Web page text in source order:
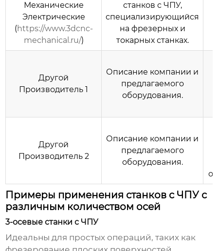
Механические
Электрические
(https://www.3dcnc-
mechanical.ru/)
станков с ЧПУ,
специализирующийся
на фрезерных и
токарных станках.
Другой
Производитель 1
Описание компании и
предлагаемого
оборудования.
Другой
Производитель 2
Описание компании и
предлагаемого
оборудования.
Примеры применения станков с ЧПУ с
различным количеством осей
3-осевые станки с ЧПУ
Идеальны для простых операций, таких как